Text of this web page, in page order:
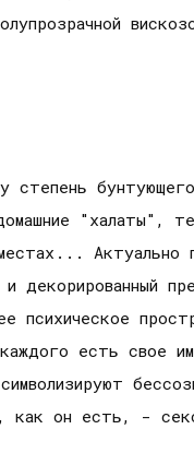
"халаты",
Актуально
декорированный
есть свое
он есть, -